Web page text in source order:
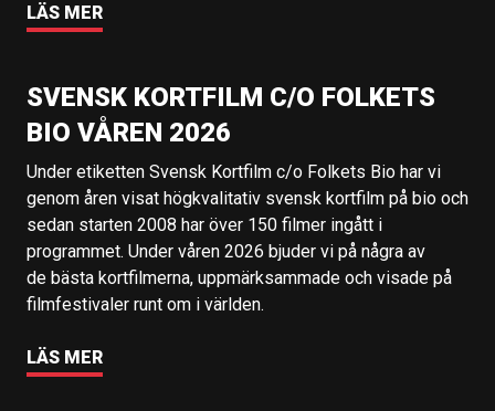
LÄS MER
SVENSK KORTFILM C/O FOLKETS
BIO VÅREN 2026
Under etiketten Svensk Kortfilm c/o Folkets Bio har vi
genom åren visat högkvalitativ svensk kortfilm på bio och
sedan starten 2008 har över 150 filmer ingått i
programmet. Under våren 2026 bjuder vi på några av
de bästa kortfilmerna, uppmärksammade och visade på
filmfestivaler runt om i världen.
LÄS MER